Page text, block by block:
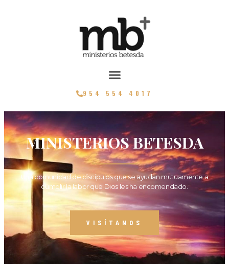
954 554 4017
MINISTERIOS BETESDA
Una comunidad de discípulos que se ayudan mutuamente a
cumplir la labor que Dios les ha encomendado.
VISÍTANOS